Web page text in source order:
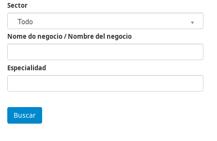
Sector
Todo
Sector
Nome do negocio / Nombre del negocio
Especialidad